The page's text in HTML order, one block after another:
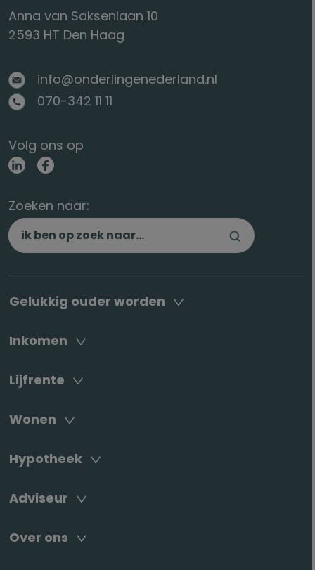
Anna van Saksenlaan 10
2593 HT Den Haag
info@onderlingenederland.nl
070-342 11 11
Volg ons op
Zoeken naar:
Gelukkig ouder worden
Inkomen
Lijfrente
Wonen
Hypotheek
Adviseur
Over ons